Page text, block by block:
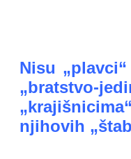
Nisu
njihovih